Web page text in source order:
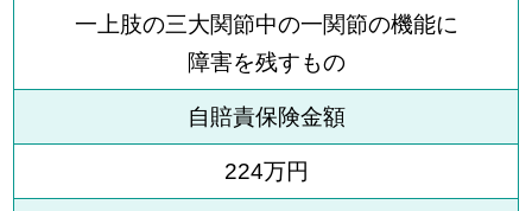
一上肢の三大関節中の一関節の機能に
障害を残すもの
自賠責保険金額
224万円